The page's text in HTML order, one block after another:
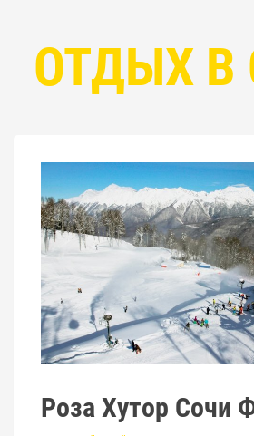
ОТДЫХ В
Роза Хутор Сочи